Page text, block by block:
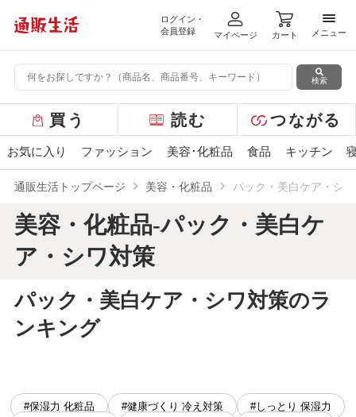
ログイン・
会員登録
マイページ カート
メニ
メニュー
検索
ー
バ
買う 読む つながる
お気に入り ファッション 美容･化粧品 食品 キッチン
通販生活トップページ 美容・化粧品 パック・美白ケア・シ
美容・化粧品-パック・美白ケ
ア・シワ対策
パック・美白ケア・シワ対策のラ
ンキング
#保湿力 化粧品 #健康づくり 冷え対策
#しっとり 保湿力